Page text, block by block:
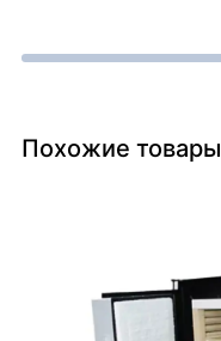
Похожие товары